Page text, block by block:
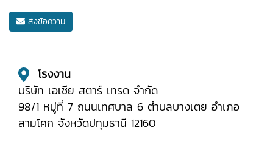
ส่งข้อความ
โรงงาน
บริษัท เอเชีย สตาร์ เทรด จำกัด
98/1 หมู่ที่ 7 ถนนเทศบาล 6 ตำบลบางเตย อำเภอ
สามโคก จังหวัดปทุมธานี 12160